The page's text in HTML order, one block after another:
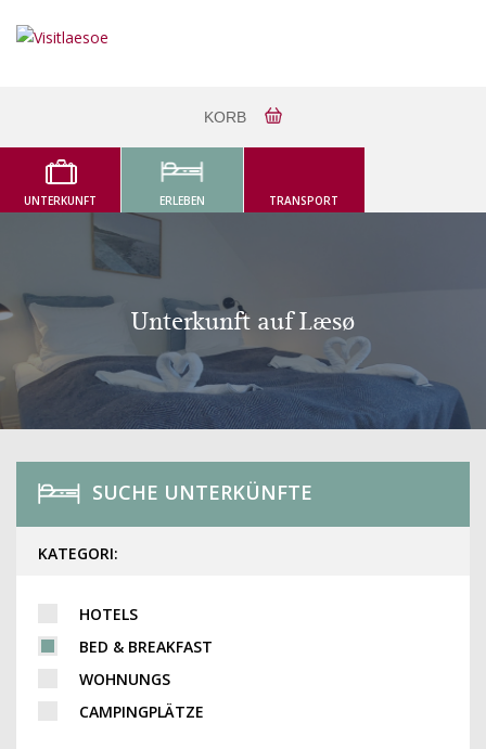
KORB
UNTERKUNFT ERLEBEN TRANSPORT
Unterkunft auf Læsø
SUCHE UNTERKÜNFTE
KATEGORI:
HOTELS
BED & BREAKFAST
WOHNUNGS
CAMPINGPLÄTZE